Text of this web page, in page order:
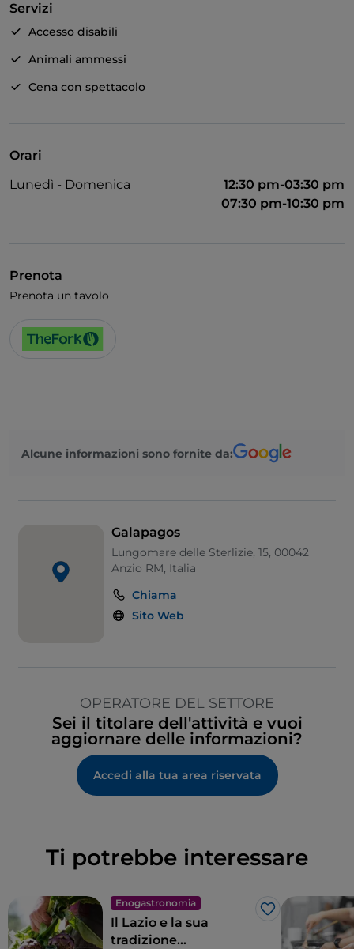
Servizi
Accesso disabili
Animali ammessi
Cena con spettacolo
Orari
Lunedì - Domenica
12:30 pm-03:30 pm
07:30 pm-10:30 pm
Prenota
Prenota un tavolo
Alcune informazioni sono fornite da:
Galapagos
Lungomare delle Sterlizie, 15, 00042
Anzio RM, Italia
Chiama
Sito Web
OPERATORE DEL SETTORE
Sei il titolare dell'attività e vuoi
aggiornare delle informazioni?
Accedi alla tua area riservata
Ti potrebbe interessare
Enogastronomia
Like
Il Lazio e la sua
tradizione